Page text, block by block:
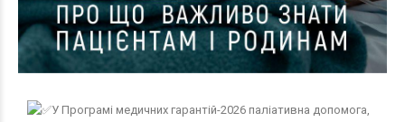
У Програмі медичних гарантій-2026 паліативна допомога,